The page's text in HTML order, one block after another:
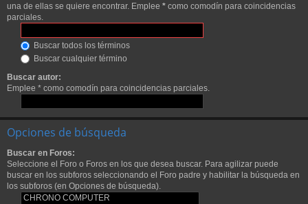
una de ellas se quiere encontrar. Emplee * como comodín para coincidencias
parciales.
Buscar todos los términos
Buscar cualquier término
Buscar autor:
Emplee * como comodín para coincidencias parciales.
Opciones de búsqueda
Buscar en Foros:
Seleccione el Foro o Foros en los que desea buscar. Para agilizar puede
buscar en los subforos seleccionando el Foro padre y habilitar la búsqueda en
los subforos (en Opciones de búsqueda).